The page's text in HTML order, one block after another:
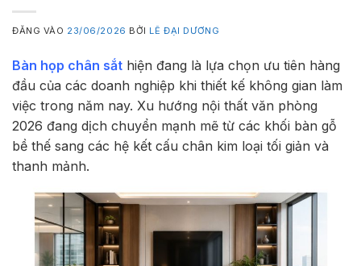
ĐĂNG VÀO 23/06/2026 BỞI LÊ ĐẠI DƯƠNG
Bàn họp chân sắt hiện đang là lựa chọn ưu tiên hàng
đầu của các doanh nghiệp khi thiết kế không gian làm
việc trong năm nay. Xu hướng nội thất văn phòng
2026 đang dịch chuyển mạnh mẽ từ các khối bàn gỗ
bề thế sang các hệ kết cấu chân kim loại tối giản và
thanh mảnh.